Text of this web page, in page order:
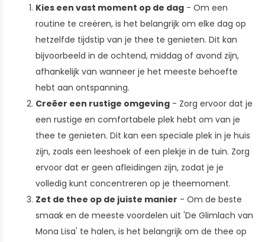
Kies een vast moment op de dag - Om een
routine te creëren, is het belangrijk om elke dag op
hetzelfde tijdstip van je thee te genieten. Dit kan
bijvoorbeeld in de ochtend, middag of avond zijn,
afhankelijk van wanneer je het meeste behoefte
hebt aan ontspanning.
Creëer een rustige omgeving - Zorg ervoor dat je
een rustige en comfortabele plek hebt om van je
thee te genieten. Dit kan een speciale plek in je huis
zijn, zoals een leeshoek of een plekje in de tuin. Zorg
ervoor dat er geen afleidingen zijn, zodat je je
volledig kunt concentreren op je theemoment.
Zet de thee op de juiste manier - Om de beste
smaak en de meeste voordelen uit 'De Glimlach van
Mona Lisa' te halen, is het belangrijk om de thee op